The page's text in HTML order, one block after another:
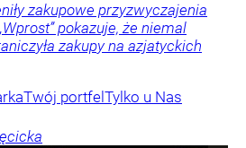
zakupowe przyzwyczajenia
pokazuje, że niemal
zakupy na azjatyckich
Twój portfel Tylko u Nas